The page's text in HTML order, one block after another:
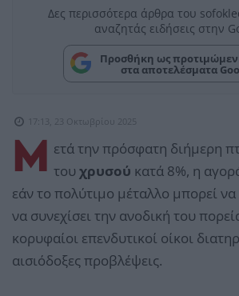
Δες περισσότερα άρθρα του
αναζητάς ειδήσεις στην
Προσθήκη ως
στα αποτελέσματα
17:13, 23 Οκτωβρίου 2025
Μ
ετά την πρόσφατη διήμερη
του χρυσού κατά 8%, η
εάν το πολύτιμο μέταλλο μπορεί
να συνεχίσει την ανοδική του
κορυφαίοι επενδυτικοί οίκοι
αισιόδοξες προβλέψεις.